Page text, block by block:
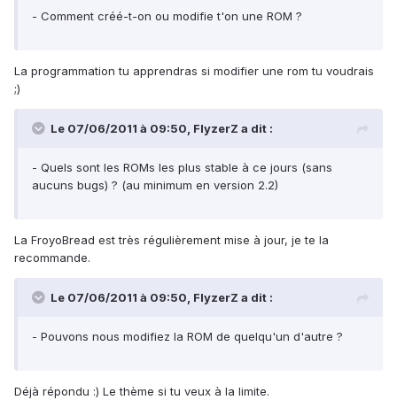
- Comment créé-t-on ou modifie t'on une ROM ?
La programmation tu apprendras si modifier une rom tu voudrais
;)
Le 07/06/2011 à 09:50, FlyzerZ a dit :
- Quels sont les ROMs les plus stable à ce jours (sans
aucuns bugs) ? (au minimum en version 2.2)
La FroyoBread est très régulièrement mise à jour, je te la
recommande.
Le 07/06/2011 à 09:50, FlyzerZ a dit :
- Pouvons nous modifiez la ROM de quelqu'un d'autre ?
Déjà répondu :) Le thème si tu veux à la limite.